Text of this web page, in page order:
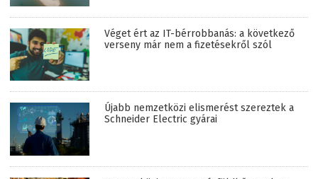
Véget ért az IT-bérrobbanás: a következő
verseny már nem a fizetésekről szól
Újabb nemzetközi elismerést szereztek a
Schneider Electric gyárai